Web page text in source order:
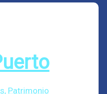
, Patrimonio